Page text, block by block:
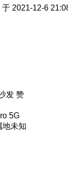
2021-12-6
发 赞
5G
地未知